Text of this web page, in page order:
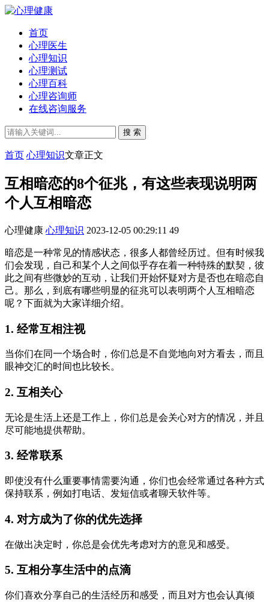
首页
心理医生
心理知识
心理测试
心理百科
心理咨询师
在线咨询服务
搜 索
首页 心理知识文章正文
互相暗恋的8个征兆，有这些表现说明两
个人互相暗恋
心理健康 心理知识 2023-12-05 00:29:11 49
暗恋是一种常见的情感状态，很多人都曾经历过。但有时候我
们会发现，自己和某个人之间似乎存在着一种特殊的默契，彼
此之间有些微妙的互动，让我们开始怀疑对方是否也在暗恋自
己。那么，到底有哪些明显的征兆可以表明两个人互相暗恋
呢？下面就为大家详细介绍。
1. 经常互相注视
当你们在同一个场合时，你们总是不自觉地向对方看去，而且
眼神交汇的时间也比较长。
2. 互相关心
无论是生活上还是工作上，你们总是会关心对方的情况，并且
尽可能地提供帮助。
3. 经常联系
即使没有什么重要事情需要沟通，你们也会经常通过各种方式
保持联系，例如打电话、发短信或者聊天软件等。
4. 对方成为了你的优先选择
在做出决定时，你总是会优先考虑对方的意见和感受。
5. 互相分享生活中的点滴
你们喜欢分享自己的生活经历和感受，而且对方也会认真倾